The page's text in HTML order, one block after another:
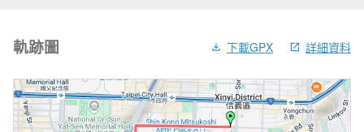
軌跡圖 下載GPX 詳細資料